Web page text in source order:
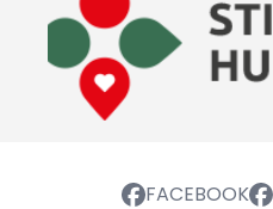
FACEBOOK